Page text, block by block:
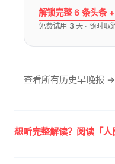
解锁完整 6 条头条
免费试用 3 天 · 随时取
查看所有历史早晚报 →
想听完整解读？阅读「